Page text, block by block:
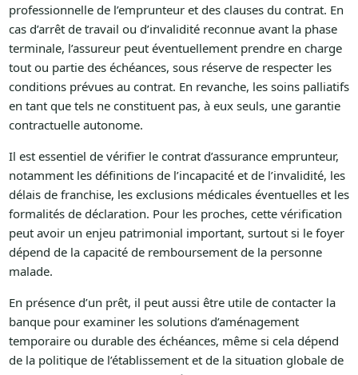
professionnelle de l’emprunteur et des clauses du contrat. En
cas d’arrêt de travail ou d’invalidité reconnue avant la phase
terminale, l’assureur peut éventuellement prendre en charge
tout ou partie des échéances, sous réserve de respecter les
conditions prévues au contrat. En revanche, les soins palliatifs
en tant que tels ne constituent pas, à eux seuls, une garantie
contractuelle autonome.
Il est essentiel de vérifier le contrat d’assurance emprunteur,
notamment les définitions de l’incapacité et de l’invalidité, les
délais de franchise, les exclusions médicales éventuelles et les
formalités de déclaration. Pour les proches, cette vérification
peut avoir un enjeu patrimonial important, surtout si le foyer
dépend de la capacité de remboursement de la personne
malade.
En présence d’un prêt, il peut aussi être utile de contacter la
banque pour examiner les solutions d’aménagement
temporaire ou durable des échéances, même si cela dépend
de la politique de l’établissement et de la situation globale de